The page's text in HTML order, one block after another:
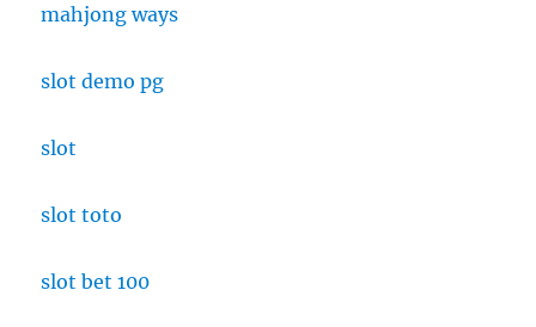
mahjong ways
slot demo pg
slot
slot toto
slot bet 100